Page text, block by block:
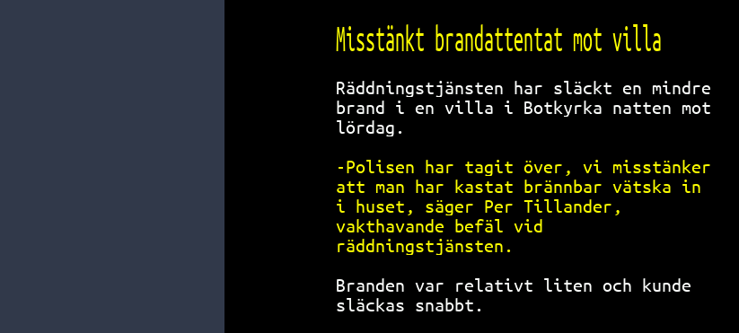
Misstänkt brandattentat mot villa
Räddningstjänsten har släckt en mindre
brand i en villa i Botkyrka natten mot
lördag.
-Polisen har tagit över, vi misstänker
att man har kastat brännbar vätska in
i huset, säger Per Tillander,
vakthavande befäl vid
räddningstjänsten.
Branden var relativt liten och kunde
släckas snabbt.